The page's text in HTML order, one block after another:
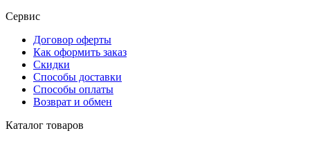
Сервис
Договор оферты
Как оформить заказ
Скидки
Способы доставки
Способы оплаты
Возврат и обмен
Каталог товаров